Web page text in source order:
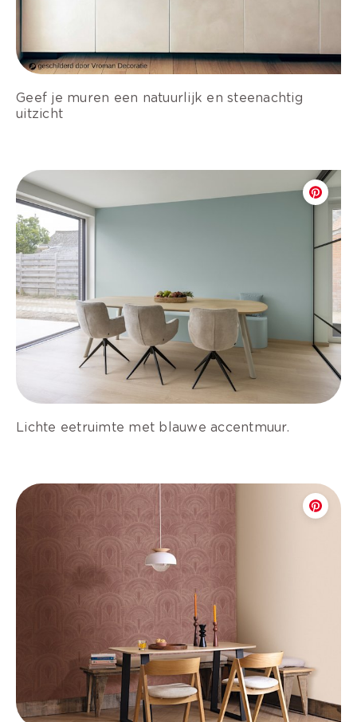
Geef je muren een natuurlijk en steenachtig
uitzicht
Lichte eetruimte met blauwe accentmuur.